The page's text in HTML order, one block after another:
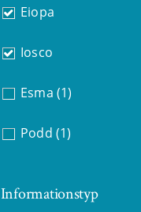
Eiopa
Iosco
Esma (1)
Podd (1)
Informationstyp